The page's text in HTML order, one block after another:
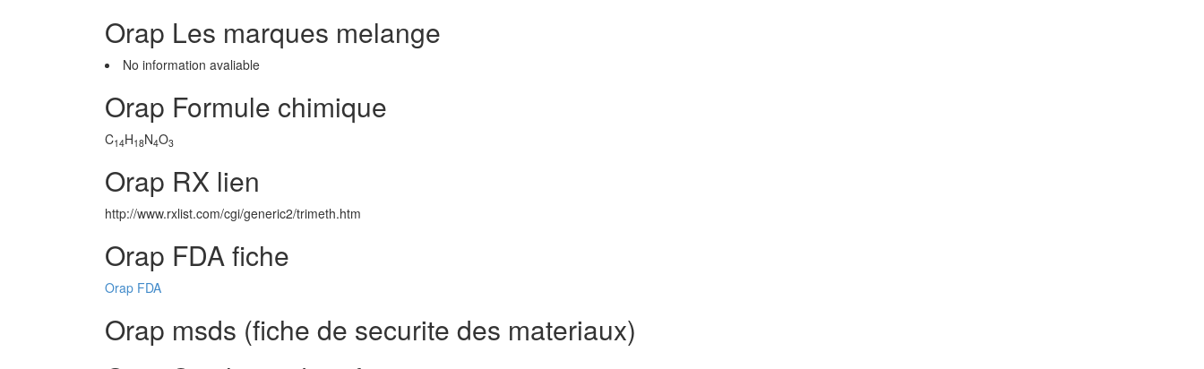
Orap Les marques melange
No information avaliable
Orap Formule chimique
C14H18N4O3
Orap RX lien
http://www.rxlist.com/cgi/generic2/trimeth.htm
Orap FDA fiche
Orap FDA
Orap msds (fiche de securite des materiaux)